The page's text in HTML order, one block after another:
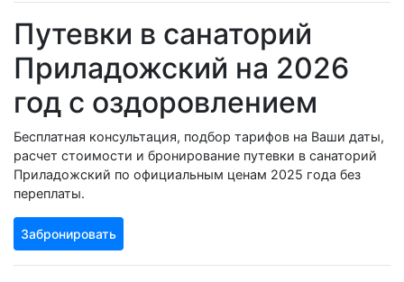
Путевки в санаторий
Приладожский на 2026
год с оздоровлением
Бесплатная консультация, подбор тарифов на Ваши даты,
расчет стоимости и бронирование путевки в санаторий
Приладожский по официальным ценам 2025 года без
переплаты.
Забронировать